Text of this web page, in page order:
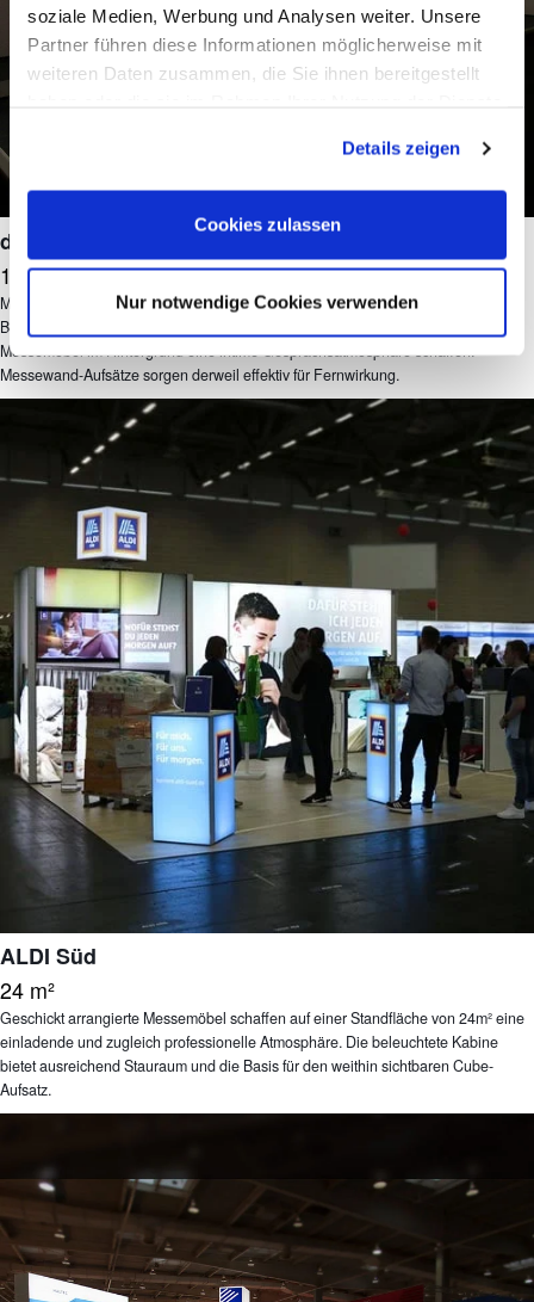
soziale Medien, Werbung und Analysen weiter. Unsere
Partner führen diese Informationen möglicherweise mit
weiteren Daten zusammen, die Sie ihnen bereitgestellt
Cookies, wenn Sie unsere Webseite weiterhin nutzen.
Details zeigen
Cookies zulassen
Nur notwendige Cookies verwenden
dm
18 m²
Mittelgroße Messestände wie dieser von dm bieten Platz für verschiedene
Bereiche: Die Theke und die Tablet-Stele dienen zur Begrüßung, während die
Messemöbel im Hintergrund eine intime Gesprächsatmosphäre schaffen.
Messewand-Aufsätze sorgen derweil effektiv für Fernwirkung.
ALDI Süd
24 m²
Geschickt arrangierte Messemöbel schaffen auf einer Standfläche von 24m² eine
einladende und zugleich professionelle Atmosphäre. Die beleuchtete Kabine
bietet ausreichend Stauraum und die Basis für den weithin sichtbaren Cube-
Aufsatz.